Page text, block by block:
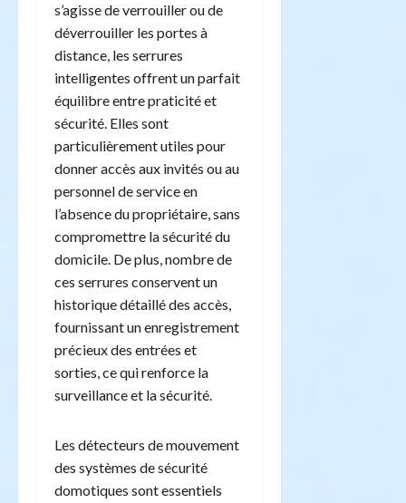
s’agisse de verrouiller ou de
déverrouiller les portes à
distance, les serrures
intelligentes offrent un parfait
équilibre entre praticité et
sécurité. Elles sont
particulièrement utiles pour
donner accès aux invités ou au
personnel de service en
l’absence du propriétaire, sans
compromettre la sécurité du
domicile. De plus, nombre de
ces serrures conservent un
historique détaillé des accès,
fournissant un enregistrement
précieux des entrées et
sorties, ce qui renforce la
surveillance et la sécurité.
Les détecteurs de mouvement
des systèmes de sécurité
domotiques sont essentiels